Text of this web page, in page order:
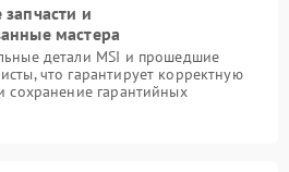
и
мастера
детали MSI и прошедшие
что гарантирует корректную
сохранение гарантийных